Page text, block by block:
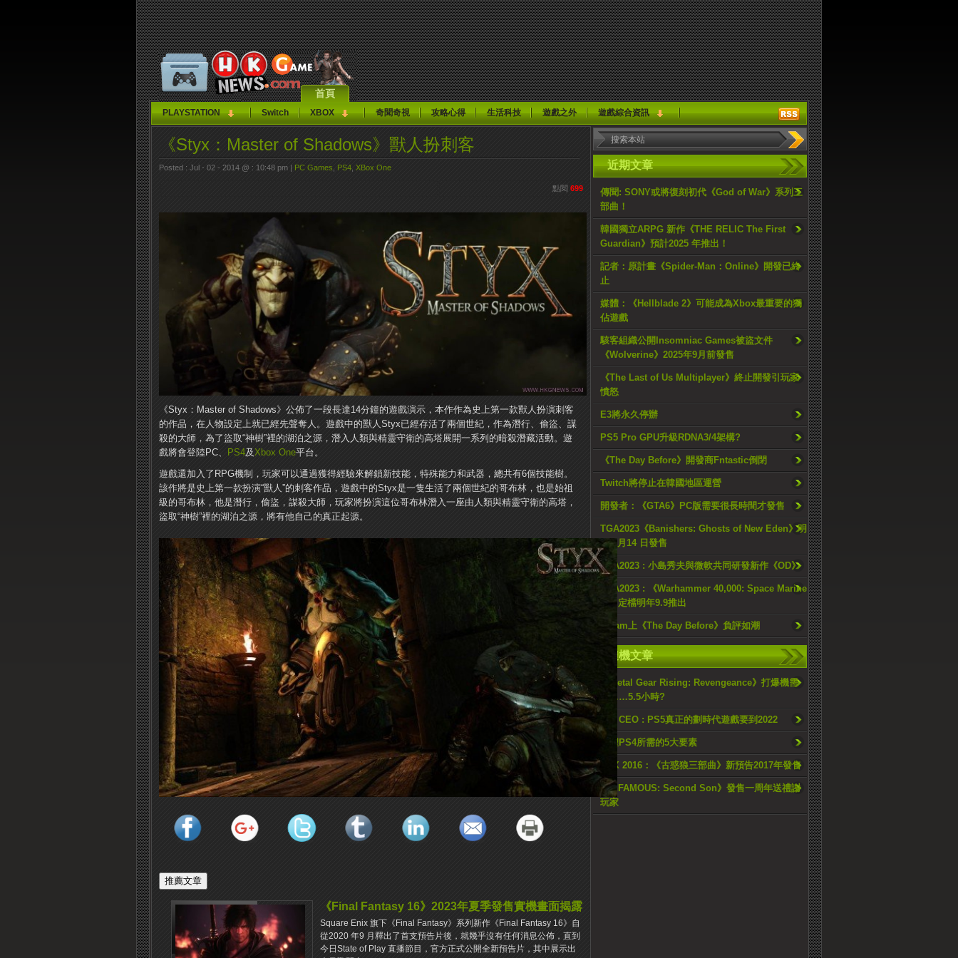
首頁
PLAYSTATION Switch XBOX 奇聞奇視 攻略心得 生活科技 遊戲之外 遊戲綜合資訊
近期文章
傳聞: SONY或將復刻初代《God of War》系列三
部曲！
韓國獨立ARPG 新作《THE RELIC The First
Guardian》預計2025 年推出！
記者：原計畫《Spider-Man：Online》開發已終
止
媒體：《Hellblade 2》可能成為Xbox最重要的獨
佔遊戲
駭客組織公開Insomniac Games被盜文件
《Wolverine》2025年9月前發售
《The Last of Us Multiplayer》終止開發引玩家
憤怒
E3將永久停辦
PS5 Pro GPU升級RDNA3/4架構?
《The Day Before》開發商Fntastic倒閉
Twitch將停止在韓國地區運營
開發者：《GTA6》PC版需要很長時間才發售
TGA2023《Banishers: Ghosts of New Eden》明
年2 月14 日發售
TGA2023 : 小島秀夫與微軟共同研發新作《OD》
TGA2023 : 《Warhammer 40,000: Space Marine
II 》定檔明年9.9推出
Steam上《The Day Before》負評如潮
隨機文章
《Metal Gear Rising: Revengeance》打爆機需
時……5.5小時?
SIE CEO : PS5真正的劃時代遊戲要到2022
祈望PS4所需的5大要素
PSX 2016：《古惑狼三部曲》新預告2017年發售
《inFAMOUS: Second Son》發售一周年送禮謝
玩家
《Styx：Master of Shadows》獸人扮刺客
Posted : Jul - 02 - 2014 @ : 10:48 pm | PC Games PS4 XBox One
點閱 699
《Styx：Master of Shadows》公佈了一段長達14分鐘的遊戲演示，本作作為史上第一款獸人扮演刺客
的作品，在人物設定上就已經先聲奪人。遊戲中的獸人Styx已經存活了兩個世紀，作為潛行、偷盜、謀
殺的大師，為了盜取“神樹”裡的湖泊之源，潛入人類與精靈守衛的高塔展開一系列的暗殺潛藏活動。遊
戲將會登陸PC、
PS4及Xbox One平台。
遊戲還加入了RPG機制，玩家可以通過獲得經驗來解鎖新技能，特殊能力和武器，總共有6個技能樹。
該作將是史上第一款扮演“獸人”的刺客作品，遊戲中的Styx是一隻生活了兩個世紀的哥布林，也是始祖
級的哥布林，他是潛行，偷盜，謀殺大師，玩家將扮演這位哥布林潛入一座由人類與精靈守衛的高塔，
盜取“神樹”裡的湖泊之源，將有他自己的真正起源。
《Final Fantasy 16》2023年夏季發售實機畫面揭露
Square Enix 旗下《Final Fantasy》系列新作《Final Fantasy 16》自
從2020 年9 月釋出了首支預告片後，就幾乎沒有任何消息公佈，直到
今日State of Play 直播節目，官方正式公開全新預告片，其中展示出